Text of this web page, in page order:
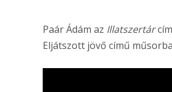
Paár Ádám az Illatszertár
Eljátszott jövő című